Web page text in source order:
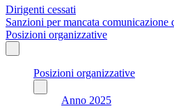
Dirigenti cessati
Sanzioni per mancata comunicazione
Posizioni organizzative
Posizioni organizzative
Anno 2025